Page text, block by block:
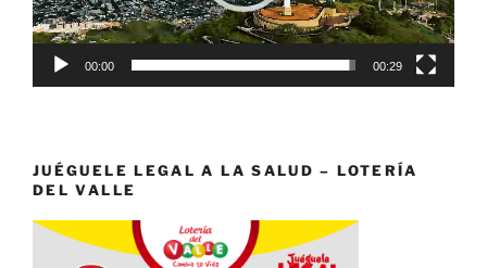
00:00 00:29
JUÉGUELE LEGAL A LA SALUD – LOTERÍA
DEL VALLE